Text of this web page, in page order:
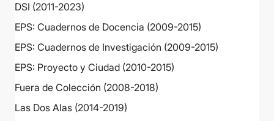
DSI (2011-2023)
EPS: Cuadernos de Docencia (2009-2015)
EPS: Cuadernos de Investigación (2009-2015)
EPS: Proyecto y Ciudad (2010-2015)
Fuera de Colección (2008-2018)
Las Dos Alas (2014-2019)